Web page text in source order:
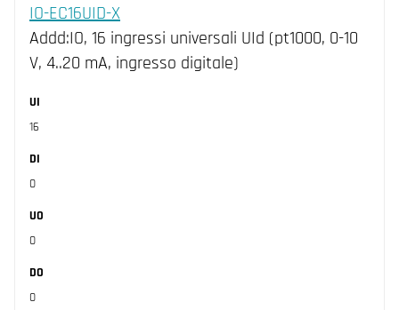
IO-EC16UID-X
Addd:IO, 16 ingressi universali UId (pt1000, 0-10
V, 4..20 mA, ingresso digitale)
UI
16
DI
0
UO
0
DO
0